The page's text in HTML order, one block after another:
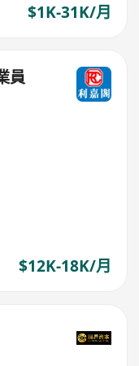
$1K-31K/月
員
$12K-18K/月